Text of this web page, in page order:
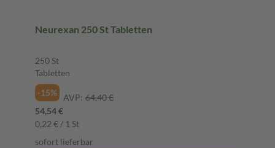
Neurexan 250 St Tabletten
250 St
Tabletten
-15%
AVP: 64,40 €
54,54 €
0,22 € / 1 St
sofort lieferbar